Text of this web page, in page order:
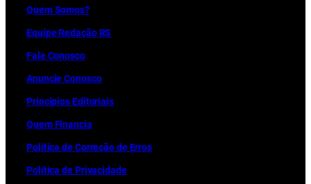
Quem Somos?
Equipe Redação RS
Fale Conosco
Anuncie Conosco
Princípios Editoriais
Quem Financia
Política de Correção de Erros
Política de Privacidade